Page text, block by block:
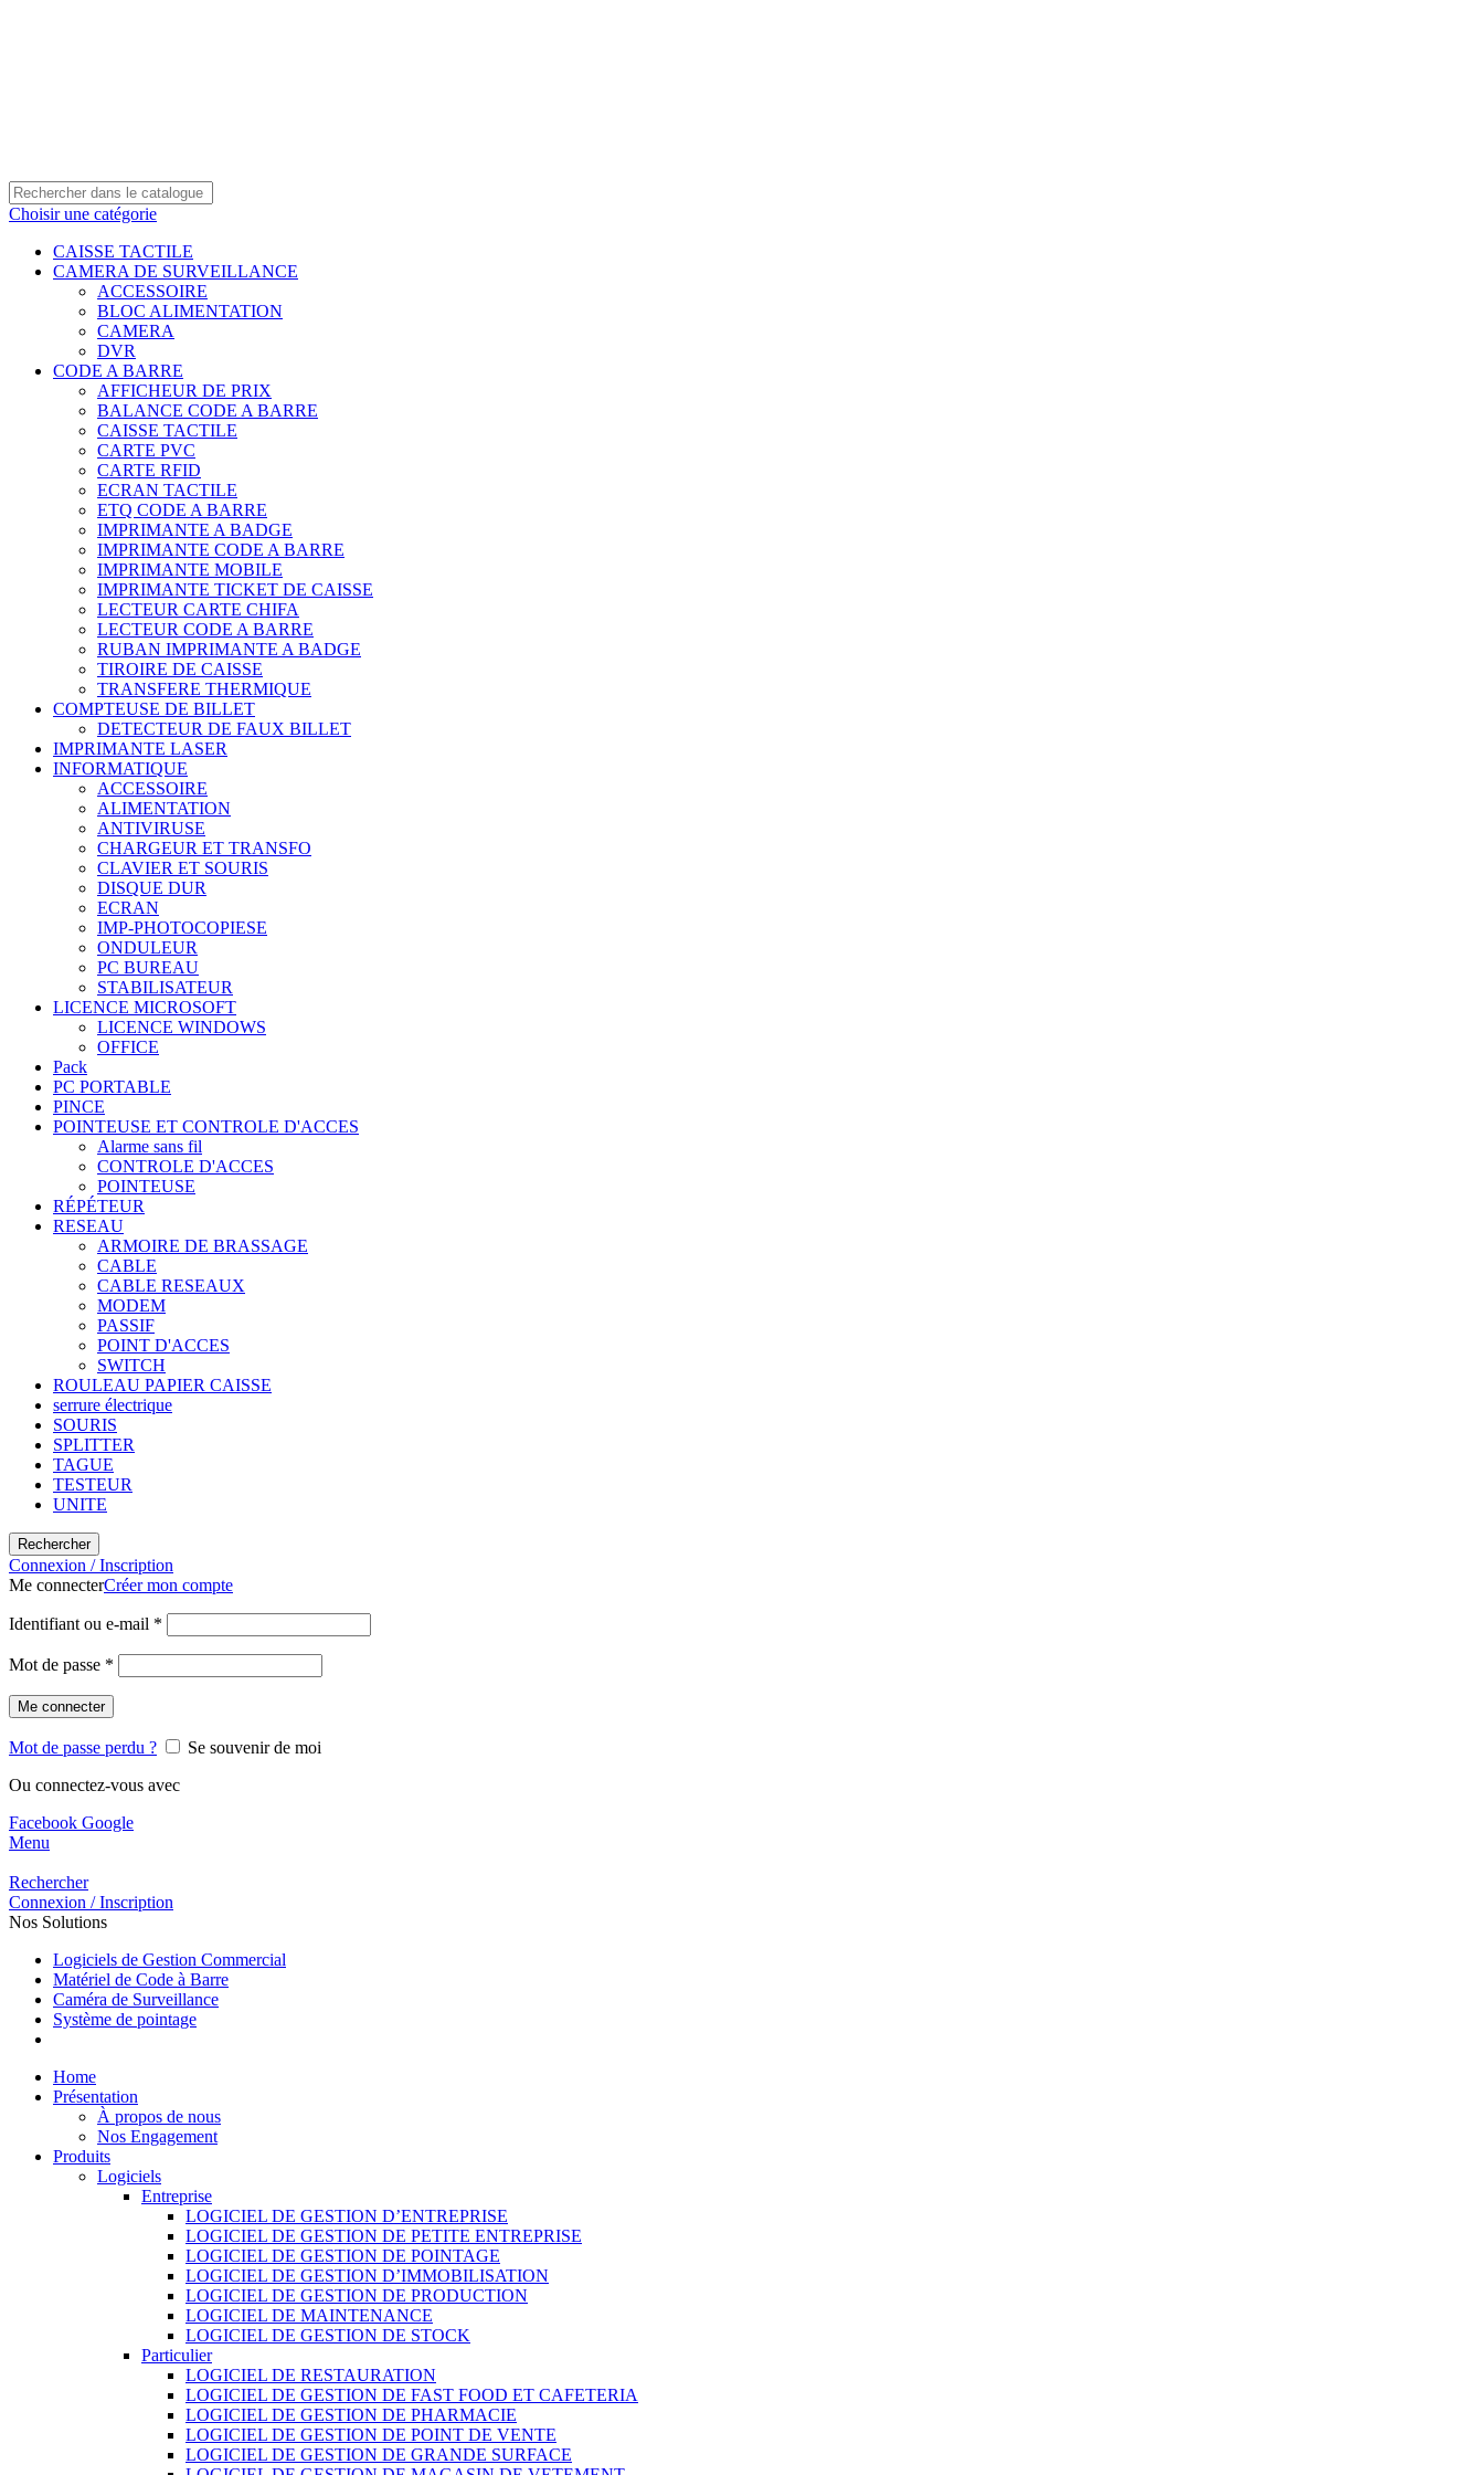
Choisir une catégorie
CAISSE TACTILE
CAMERA DE SURVEILLANCE
ACCESSOIRE
BLOC ALIMENTATION
CAMERA
DVR
CODE A BARRE
AFFICHEUR DE PRIX
BALANCE CODE A BARRE
CAISSE TACTILE
CARTE PVC
CARTE RFID
ECRAN TACTILE
ETQ CODE A BARRE
IMPRIMANTE A BADGE
IMPRIMANTE CODE A BARRE
IMPRIMANTE MOBILE
IMPRIMANTE TICKET DE CAISSE
LECTEUR CARTE CHIFA
LECTEUR CODE A BARRE
RUBAN IMPRIMANTE A BADGE
TIROIRE DE CAISSE
TRANSFERE THERMIQUE
COMPTEUSE DE BILLET
DETECTEUR DE FAUX BILLET
IMPRIMANTE LASER
INFORMATIQUE
ACCESSOIRE
ALIMENTATION
ANTIVIRUSE
CHARGEUR ET TRANSFO
CLAVIER ET SOURIS
DISQUE DUR
ECRAN
IMP-PHOTOCOPIESE
ONDULEUR
PC BUREAU
STABILISATEUR
LICENCE MICROSOFT
LICENCE WINDOWS
OFFICE
Pack
PC PORTABLE
PINCE
POINTEUSE ET CONTROLE D'ACCES
Alarme sans fil
CONTROLE D'ACCES
POINTEUSE
RÉPÉTEUR
RESEAU
ARMOIRE DE BRASSAGE
CABLE
CABLE RESEAUX
MODEM
PASSIF
POINT D'ACCES
SWITCH
ROULEAU PAPIER CAISSE
serrure électrique
SOURIS
SPLITTER
TAGUE
TESTEUR
UNITE
Rechercher
Connexion / Inscription
Me connecterCréer mon compte
Identifiant ou e-mail *
Mot de passe *
Me connecter
Mot de passe perdu ?
Se souvenir de moi
Ou connectez-vous avec
Facebook Google
Menu
Rechercher
Connexion / Inscription
Nos Solutions
Logiciels de Gestion Commercial
Matériel de Code à Barre
Caméra de Surveillance
Système de pointage
Home
Présentation
À propos de nous
Nos Engagement
Produits
Logiciels
Entreprise
LOGICIEL DE GESTION D’ENTREPRISE
LOGICIEL DE GESTION DE PETITE ENTREPRISE
LOGICIEL DE GESTION DE POINTAGE
LOGICIEL DE GESTION D’IMMOBILISATION
LOGICIEL DE GESTION DE PRODUCTION
LOGICIEL DE MAINTENANCE
LOGICIEL DE GESTION DE STOCK
Particulier
LOGICIEL DE RESTAURATION
LOGICIEL DE GESTION DE FAST FOOD ET CAFETERIA
LOGICIEL DE GESTION DE PHARMACIE
LOGICIEL DE GESTION DE POINT DE VENTE
LOGICIEL DE GESTION DE GRANDE SURFACE